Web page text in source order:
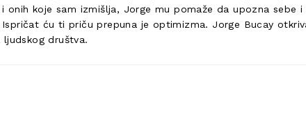
onih koje sam izmišlja, Jorge mu pomaže da upozna
ću ti priču prepuna je optimizma. Jorge Bucay
ljudskog društva.